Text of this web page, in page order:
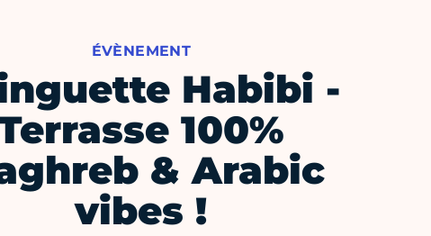
ÉVÈNEMENT
Habibi -
100%
& Arabic
vibes !